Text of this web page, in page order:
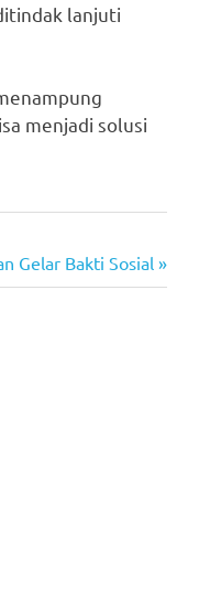
lanjuti
menjadi solusi
Gelar Bakti Sosial